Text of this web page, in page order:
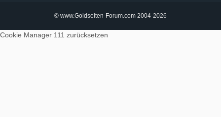
© www.Goldseiten-Forum.com 2004-2026
Cookie Manager 111 zurücksetzen